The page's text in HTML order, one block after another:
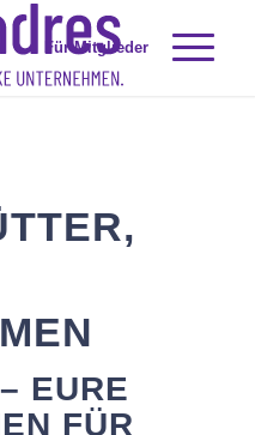
Für Mitglieder
EURE
FÜR